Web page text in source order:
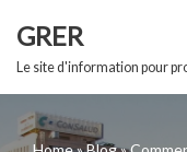
Aller
contenu
GRER
Le site d'information pour